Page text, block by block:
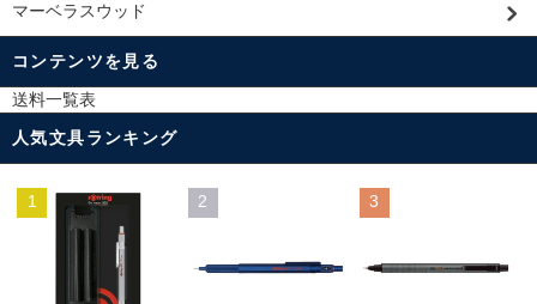
マーベラスウッド
コンテンツを見る
送料一覧表
人気文具ランキング
1 2 3